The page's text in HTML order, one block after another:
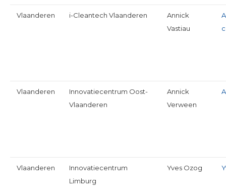
Vlaanderen i-Cleantech Vlaanderen
Annick
Vastiau
Vlaanderen
Innovatiecentrum Oost-
Vlaanderen
Annick
Verween
Vlaanderen
Innovatiecentrum
Limburg
Yves Ozog